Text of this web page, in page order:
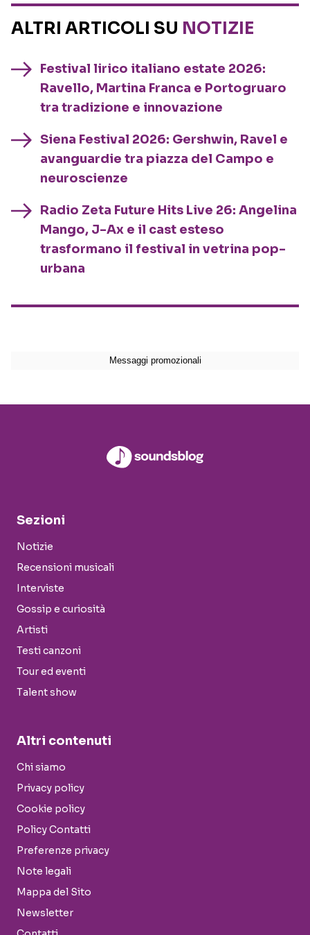
ALTRI ARTICOLI SU NOTIZIE
Festival lirico italiano estate 2026:
Ravello, Martina Franca e Portogruaro
tra tradizione e innovazione
Siena Festival 2026: Gershwin, Ravel e
avanguardie tra piazza del Campo e
neuroscienze
Radio Zeta Future Hits Live 26: Angelina
Mango, J-Ax e il cast esteso
trasformano il festival in vetrina pop-
urbana
Sezioni
Notizie
Recensioni musicali
Interviste
Gossip e curiosità
Artisti
Testi canzoni
Tour ed eventi
Talent show
Altri contenuti
Chi siamo
Privacy policy
Cookie policy
Policy Contatti
Preferenze privacy
Note legali
Mappa del Sito
Newsletter